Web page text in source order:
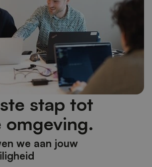
stap tot
omgeving.
we aan jouw